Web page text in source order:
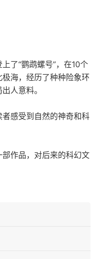
了“鹦鹉螺号”，在10个
海，经历了种种险象环
人意料。
感受到自然的神奇和科
作品，对后来的科幻文